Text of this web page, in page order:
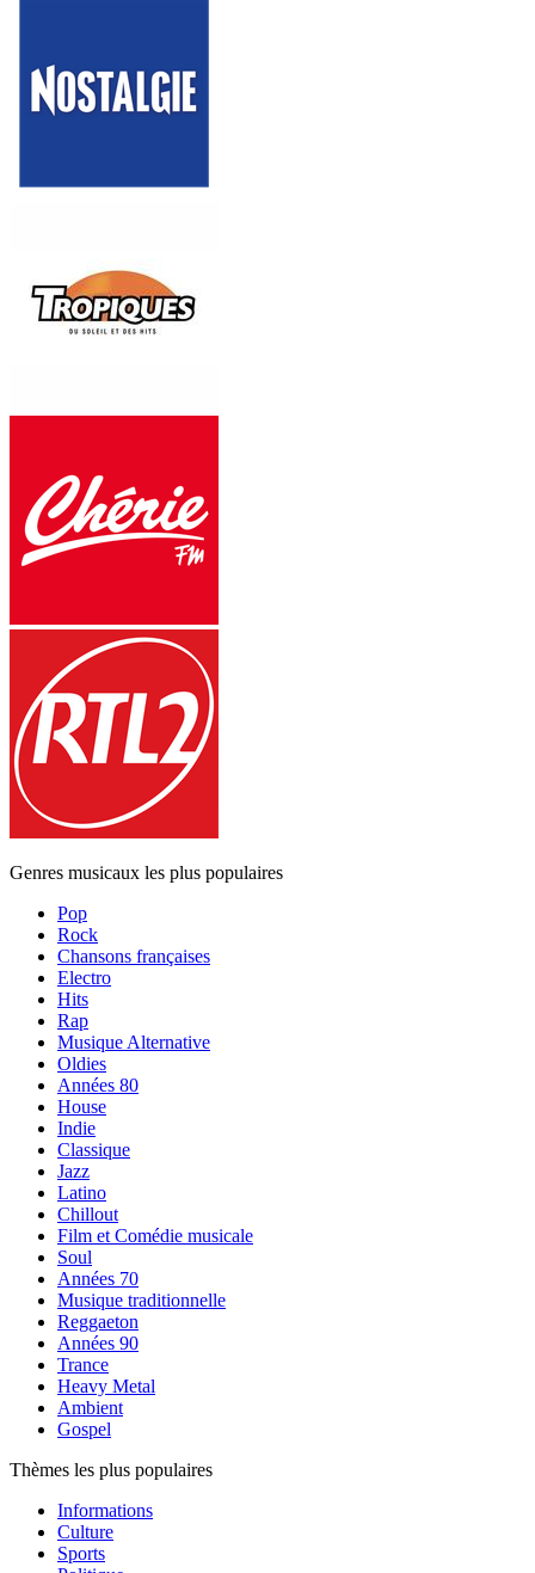
Genres musicaux les plus populaires
Pop
Rock
Chansons françaises
Electro
Hits
Rap
Musique Alternative
Oldies
Années 80
House
Indie
Classique
Jazz
Latino
Chillout
Film et Comédie musicale
Soul
Années 70
Musique traditionnelle
Reggaeton
Années 90
Trance
Heavy Metal
Ambient
Gospel
Thèmes les plus populaires
Informations
Culture
Sports